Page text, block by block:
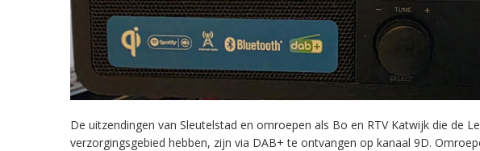
De uitzendingen van Sleutelstad en omroepen als Bo en RTV Katwijk die de
verzorgingsgebied hebben, zijn via DAB+ te ontvangen op kanaal 9D.